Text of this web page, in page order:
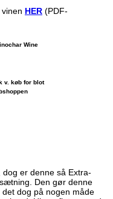
HER (PDF-
Wine
v. køb for blot
er denne så Extra-
Den gør denne
dog på nogen måde